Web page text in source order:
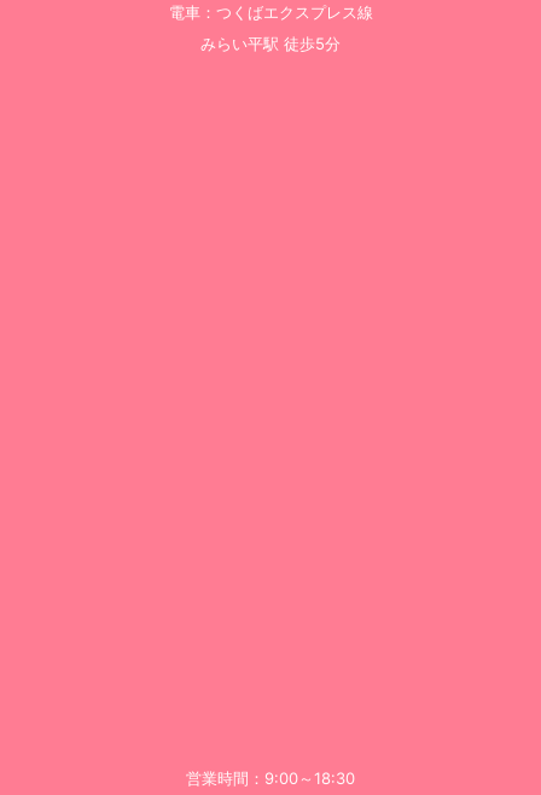
電車：つくばエクスプレス線
みらい平駅 徒歩5分
営業時間：9:00～18:30